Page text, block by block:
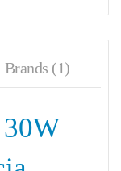
Brands (1)
30W